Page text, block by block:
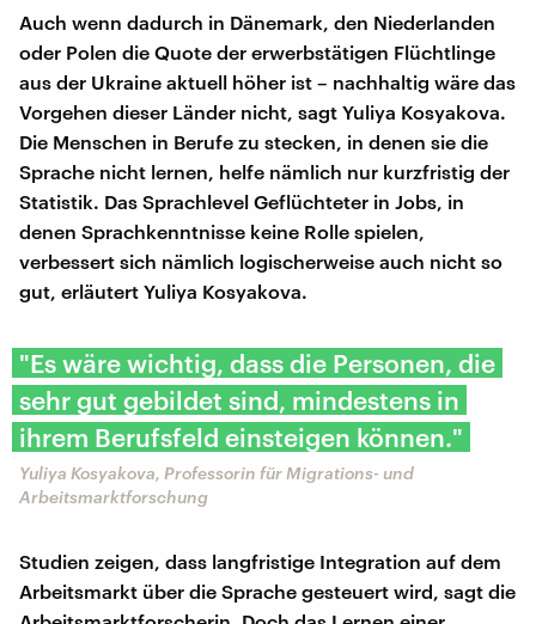
Auch wenn dadurch in Dänemark, den Niederlanden
oder Polen die Quote der erwerbstätigen Flüchtlinge
aus der Ukraine aktuell höher ist – nachhaltig wäre das
Vorgehen dieser Länder nicht, sagt Yuliya Kosyakova.
Die Menschen in Berufe zu stecken, in denen sie die
Sprache nicht lernen, helfe nämlich nur kurzfristig der
Statistik. Das Sprachlevel Geflüchteter in Jobs, in
denen Sprachkenntnisse keine Rolle spielen,
verbessert sich nämlich logischerweise auch nicht so
gut, erläutert Yuliya Kosyakova.
"Es wäre wichtig, dass die Personen, die
sehr gut gebildet sind, mindestens in
ihrem Berufsfeld einsteigen können."
Yuliya Kosyakova, Professorin für Migrations- und
Arbeitsmarktforschung
Studien zeigen, dass langfristige Integration auf dem
Arbeitsmarkt über die Sprache gesteuert wird, sagt die